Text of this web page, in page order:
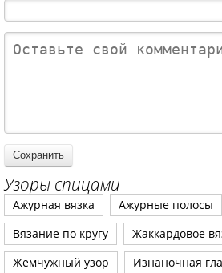
Узоры спицами
Ажурная вязка Ажурные полосы
Вязание по кругу
Жаккардовое
Жемчужный узор
Изнаночная